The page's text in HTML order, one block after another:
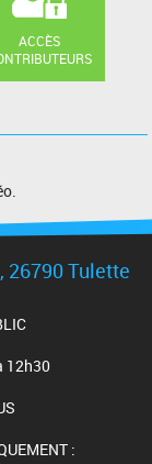
ACCÈS
26790 Tulette
12h30
: